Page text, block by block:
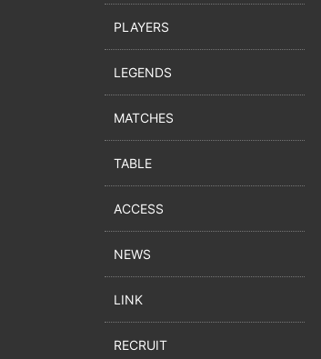
PLAYERS
LEGENDS
MATCHES
TABLE
ACCESS
NEWS
LINK
RECRUIT